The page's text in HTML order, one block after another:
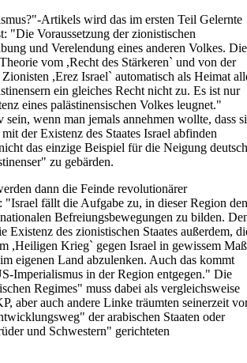
Artikels wird das im ersten Teil Gelernte
"Die Voraussetzung der zionistischen
und Verelendung eines anderen Volkes. Die
vom ,Recht des Stärkeren` und von der
,Erez Israel` automatisch als Heimat
ein gleiches Recht nicht zu. Es ist nur
eines palästinensischen Volkes leugnet."
wenn man jemals annehmen wollte, dass
der Existenz des Staates Israel abfinden
das einzige Beispiel für die Neigung
zu gebärden.
dann die Feinde revolutionärer
fällt die Aufgabe zu, in dieser Region den
Befreiungsbewegungen zu bilden.
Existenz des zionistischen Staates außerdem,
,Heiligen Krieg` gegen Israel in gewissem Maß
eigenen Land abzulenken. Auch das kommt
Imperialismus in der Region entgegen." Die
Regimes" muss dabei als vergleichsweise
aber auch andere Linke träumten seinerzeit
der arabischen Staaten oder
und Schwestern" gerichteten